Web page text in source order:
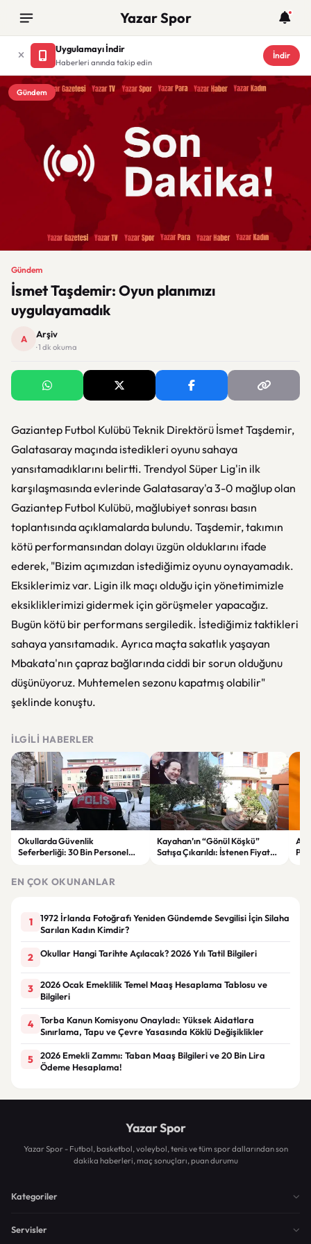
Yazar Spor
Uygulamayı İndir
Haberleri anında takip edin
İndir
Gündem
Gündem
İsmet Taşdemir: Oyun planımızı
uygulayamadık
A Arşiv
· 1 dk okuma
Gaziantep Futbol Kulübü Teknik Direktörü İsmet Taşdemir,
Galatasaray maçında istedikleri oyunu sahaya
yansıtamadıklarını belirtti. Trendyol Süper Lig'in ilk
karşılaşmasında evlerinde Galatasaray'a 3-0 mağlup olan
Gaziantep Futbol Kulübü, mağlubiyet sonrası basın
toplantısında açıklamalarda bulundu. Taşdemir, takımın
kötü performansından dolayı üzgün olduklarını ifade
ederek, "Bizim açımızdan istediğimiz oyunu oynayamadık.
Eksiklerimiz var. Ligin ilk maçı olduğu için yönetimimizle
eksikliklerimizi gidermek için görüşmeler yapacağız.
Bugün kötü bir performans sergiledik. İstediğimiz taktikleri
sahaya yansıtamadık. Ayrıca maçta sakatlık yaşayan
Mbakata'nın çapraz bağlarında ciddi bir sorun olduğunu
düşünüyoruz. Muhtemelen sezonu kapatmış olabilir"
şeklinde konuştu.
İLGILI HABERLER
Okullarda Güvenlik
Seferberliği: 30 Bin Personel
Kayahan’ın “Gönül Köşkü”
Satışa Çıkarıldı: İstenen Fiyat
AK
EN ÇOK OKUNANLAR
1
1972 İrlanda Fotoğrafı Yeniden Gündemde Sevgilisi İçin Silaha
Sarılan Kadın Kimdir?
2 Okullar Hangi Tarihte Açılacak? 2026 Yılı Tatil Bilgileri
3
2026 Ocak Emeklilik Temel Maaş Hesaplama Tablosu ve
Bilgileri
4
Torba Kanun Komisyonu Onayladı: Yüksek Aidatlara
Sınırlama, Tapu ve Çevre Yasasında Köklü Değişiklikler
5
2026 Emekli Zammı: Taban Maaş Bilgileri ve 20 Bin Lira
Ödeme Hesaplama!
Yazar Spor
Yazar Spor - Futbol, basketbol, voleybol, tenis ve tüm spor dallarından son
dakika haberleri, maç sonuçları, puan durumu
Kategoriler
Servisler